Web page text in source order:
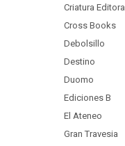
Criatura Editora
Cross Books
Debolsillo
Destino
Duomo
Ediciones B
El Ateneo
Gran Travesia